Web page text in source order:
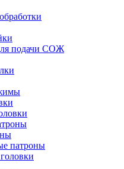
подачи СОЖ
патроны